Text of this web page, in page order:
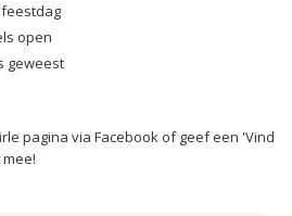
open
geweest
pagina via Facebook of geef een 'Vind